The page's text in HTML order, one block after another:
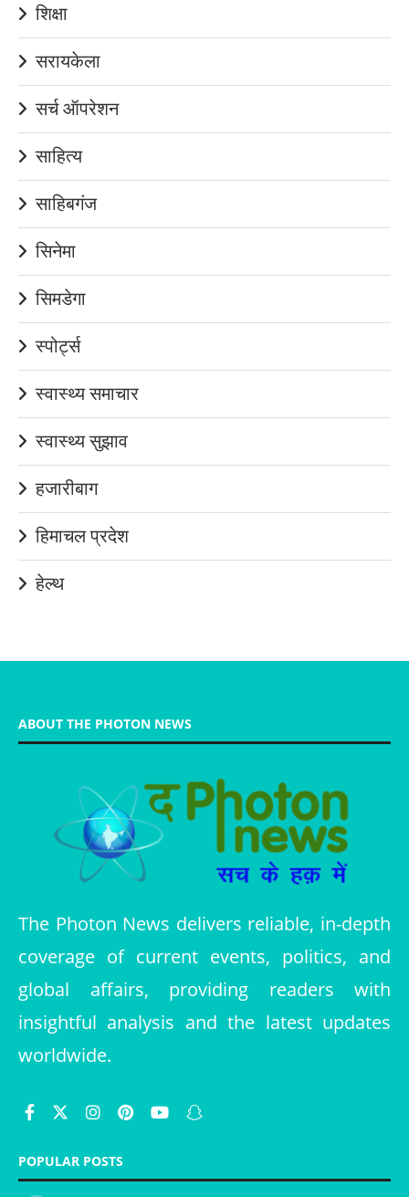
शिक्षा
सरायकेला
सर्च ऑपरेशन
साहित्य
साहिबगंज
सिनेमा
सिमडेगा
स्पोर्ट्स
स्वास्थ्य समाचार
स्वास्थ्य सुझाव
हजारीबाग
हिमाचल प्रदेश
हेल्थ
ABOUT THE PHOTON NEWS
The Photon News delivers reliable, in-depth
coverage of current events, politics, and
global affairs, providing readers with
insightful analysis and the latest updates
worldwide.
POPULAR POSTS